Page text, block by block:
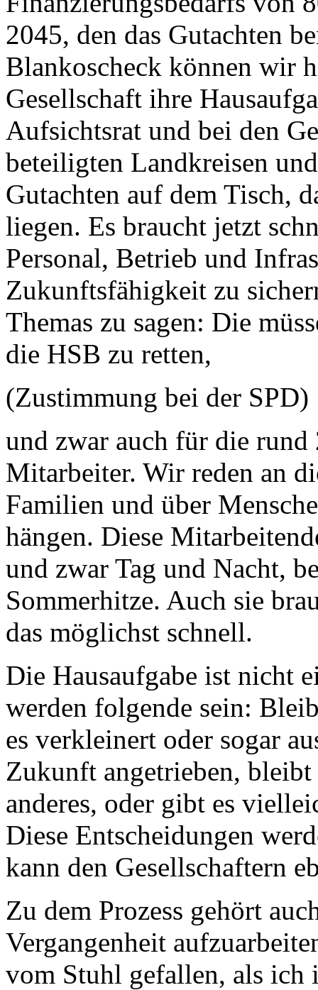
2045, den das Gutachten
Blankoscheck können wir
Gesellschaft ihre
Aufsichtsrat und bei den
beteiligten Landkreisen
Gutachten auf dem Tisch,
liegen. Es braucht jetzt
Personal, Betrieb und
Zukunftsfähigkeit zu
Themas zu sagen: Die
die HSB zu retten,
(Zustimmung bei der SPD)
und zwar auch für die
Mitarbeiter. Wir reden an
Familien und über
hängen. Diese
und zwar Tag und Nacht,
Sommerhitze. Auch sie
das möglichst schnell.
Die Hausaufgabe ist nicht
werden folgende sein:
es verkleinert oder sogar
Zukunft angetrieben,
anderes, oder gibt es
Diese Entscheidungen
kann den Gesellschaftern
Zu dem Prozess gehört
Vergangenheit
vom Stuhl gefallen, als ich